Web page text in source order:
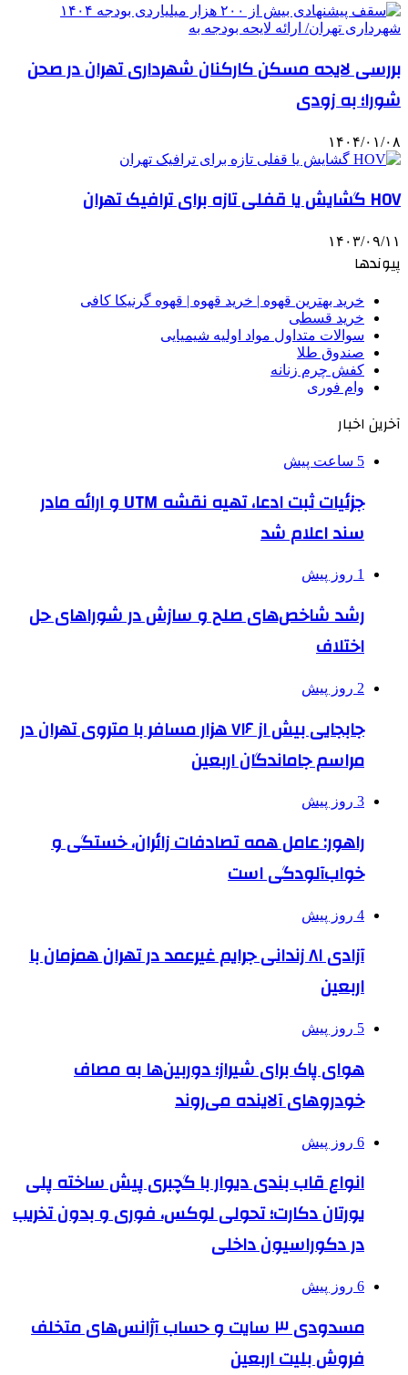
بررسی لایحه مسکن کارکنان شهرداری تهران در صحن
شورا؛ به زودی
۱۴۰۴/۰۱/۰۸
HOV گشایش یا قفلی تازه برای ترافیک تهران
۱۴۰۳/۰۹/۱۱
پیوندها
خرید بهترین قهوه | خرید قهوه | قهوه گرنیکا کافی
خرید قسطی
سوالات متداول مواد اولیه شیمیایی
صندوق طلا
کفش چرم زنانه
وام فوری
آخرین اخبار
5 ساعت پیش
جزئیات ثبت ادعا، تهیه نقشه UTM و ارائه مادر
سند اعلام شد
1 روز پیش
رشد شاخص‌های صلح و سازش در شوراهای حل
اختلاف
2 روز پیش
جابجایی بیش از ۷۱۶ هزار مسافر با متروی تهران در
مراسم جاماندگان اربعین
3 روز پیش
راهور: عامل همه تصادفات زائران، خستگی و
خواب‌آلودگی است
4 روز پیش
آزادی ۸۱ زندانی جرایم غیرعمد در تهران همزمان با
اربعین
5 روز پیش
هوای پاک برای شیراز؛ دوربین‌ها به مصاف
خودروهای آلاینده می‌روند
6 روز پیش
انواع قاب بندی دیوار با گچبری پیش ساخته پلی
یورتان دکارت؛ تحولی لوکس، فوری و بدون تخریب
در دکوراسیون داخلی
6 روز پیش
مسدودی ۳ سایت و حساب آژانس‌های متخلف
فروش بلیت اربعین